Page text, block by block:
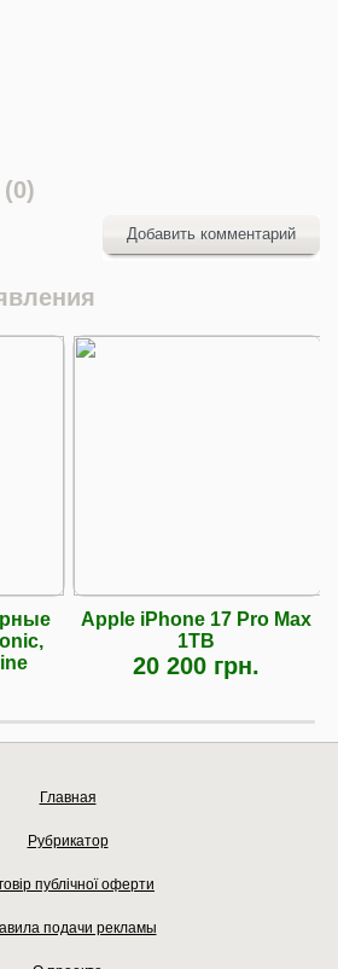
Добавить комментарий
Apple iPhone 17 Pro Max
1TB
20 200 грн.
Главная
Рубрикатор
публічної оферти
подачи рекламы